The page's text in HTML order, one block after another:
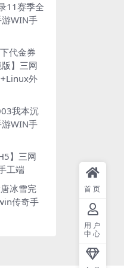
11赛季全
WIN手
代金券
】三网
外
我本沉
WIN手
】三网
工端
冰雪完
传奇手
首页
用户
中心